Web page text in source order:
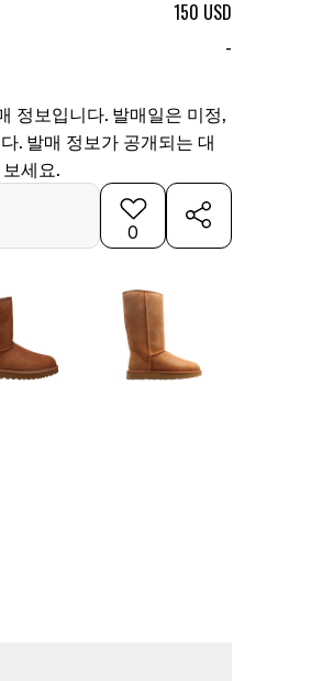
150 USD
-
정보입니다. 발매일은 미정,
다. 발매 정보가 공개되는 대
세요.
0